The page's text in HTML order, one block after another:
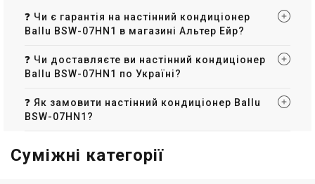
❓ Чи є гарантія на настінний кондиціонер
Ballu BSW-07HN1 в магазині Альтер Ейр?
❓ Чи доставляєте ви настінний кондиціонер
Ballu BSW-07HN1 по Україні?
❓ Як замовити настінний кондиціонер Ballu
BSW-07HN1?
Суміжні категорії